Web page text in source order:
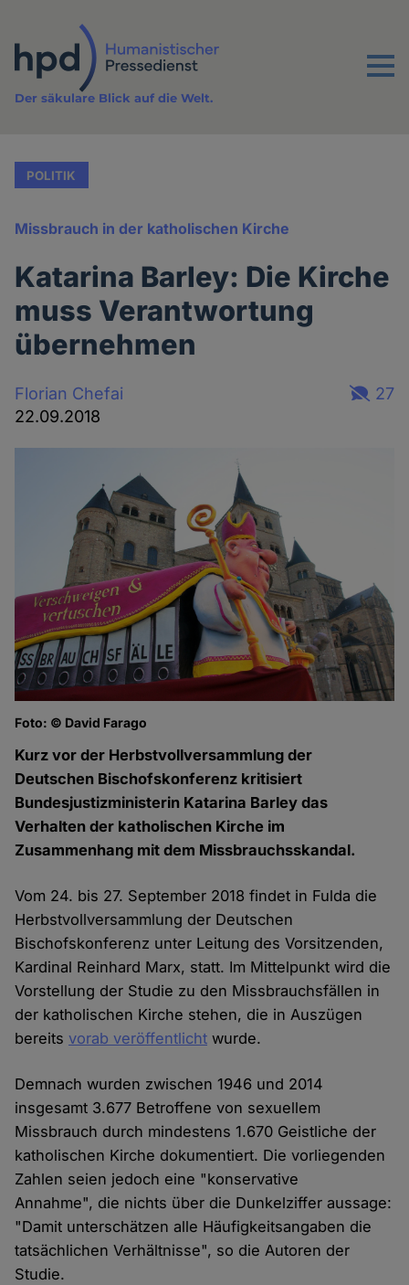
Inhalt
Menu
Der säkulare Blick auf die Welt.
POLITIK
Missbrauch in der katholischen Kirche
Katarina Barley: Die Kirche
muss Verantwortung
übernehmen
Florian Chefai
22.09.2018
27
Foto: © David Farago
Kurz vor der Herbstvollversammlung der
Deutschen Bischofskonferenz kritisiert
Bundesjustizministerin Katarina Barley das
Verhalten der katholischen Kirche im
Zusammenhang mit dem Missbrauchsskandal.
Vom 24. bis 27. September 2018 findet in Fulda die
Herbstvollversammlung der Deutschen
Bischofskonferenz unter Leitung des Vorsitzenden,
Kardinal Reinhard Marx, statt. Im Mittelpunkt wird die
Vorstellung der Studie zu den Missbrauchsfällen in
der katholischen Kirche stehen, die in Auszügen
bereitsvorab veröffentlicht wurde.
Demnach wurden zwischen 1946 und 2014
insgesamt 3.677 Betroffene von sexuellem
Missbrauch durch mindestens 1.670 Geistliche der
katholischen Kirche dokumentiert. Die vorliegenden
Zahlen seien jedoch eine "konservative
Annahme", die nichts über die Dunkelziffer aussage:
"Damit unterschätzen alle Häufigkeitsangaben die
tatsächlichen Verhältnisse", so die Autoren der
Studie.